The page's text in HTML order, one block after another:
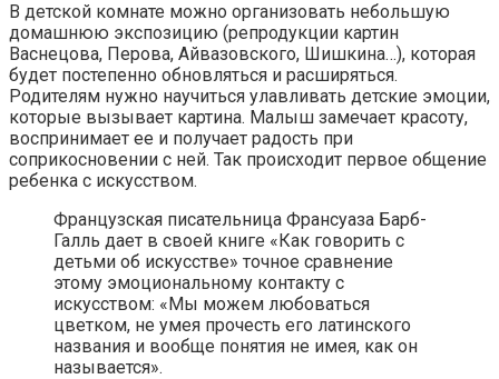
В детской комнате можно организовать небольшую
домашнюю экспозицию (репродукции картин
Васнецова, Перова, Айвазовского, Шишкина…), которая
будет постепенно обновляться и расширяться.
Родителям нужно научиться улавливать детские эмоции,
которые вызывает картина. Малыш замечает красоту,
воспринимает ее и получает радость при
соприкосновении с ней. Так происходит первое общение
ребенка с искусством.
Французская писательница Франсуаза Барб-
Галль дает в своей книге «Как говорить с
детьми об искусстве» точное сравнение
этому эмоциональному контакту с
искусством: «Мы можем любоваться
цветком, не умея прочесть его латинского
названия и вообще понятия не имея, как он
называется».